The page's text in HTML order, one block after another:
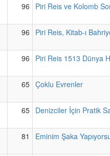
96 Piri Reis ve Kolomb
96 Piri Reis, Kitab-ı
96 Piri Reis 1513 Dünya
65 Çoklu Evrenler
65 Denizciler İçin Pratik
81 Eminim Şaka